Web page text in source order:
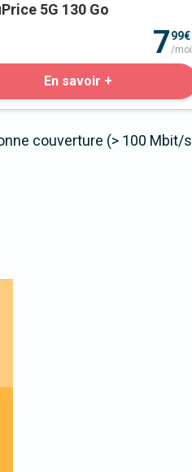
5G 130 Go
799€
/
En savoir +
couverture (> 100 Mbit/